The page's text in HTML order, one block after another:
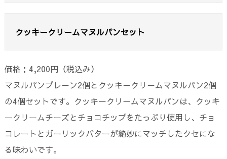
クッキークリームマヌルパンセット
価格：4,200円（税込み）
マヌルパンプレーン2個とクッキークリームマヌルパン2個
の4個セットです。 クッキークリームマヌルパンは、クッキ
ークリームチーズとチョコチップをたっぷり使用し、チョ
コレートとガーリックバターが絶妙にマッチしたクセにな
る味わいです。